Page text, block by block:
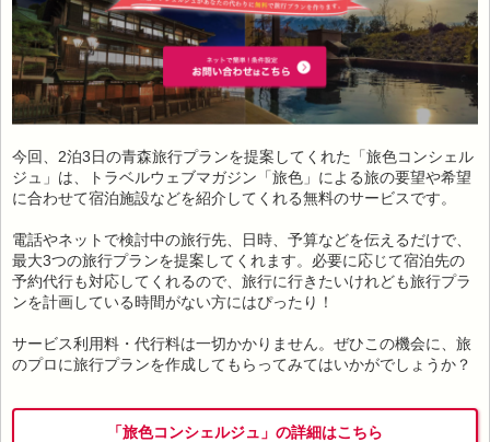
今回、2泊3日の青森旅行プランを提案してくれた「旅色コンシェル
ジュ」は、トラベルウェブマガジン「旅色」による旅の要望や希望
に合わせて宿泊施設などを紹介してくれる無料のサービスです。
電話やネットで検討中の旅行先、日時、予算などを伝えるだけで、
最大3つの旅行プランを提案してくれます。必要に応じて宿泊先の
予約代行も対応してくれるので、旅行に行きたいけれども旅行プラ
ンを計画している時間がない方にはぴったり！
サービス利用料・代行料は一切かかりません。ぜひこの機会に、旅
のプロに旅行プランを作成してもらってみてはいかがでしょうか？
「旅色コンシェルジュ」の詳細はこちら